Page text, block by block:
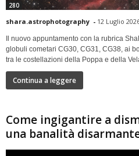
280
shara.astrophotography - 12 Luglio
Il nuovo appuntamento con la rubrica
globuli cometari CG30, CG31, CG38, ai
tra le costellazioni della Poppa e della
Continua a leggere
Come ingigantire a
una banalità